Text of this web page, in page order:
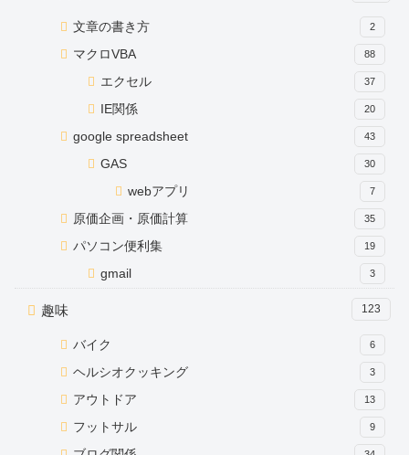
文章の書き方 2
マクロVBA 88
エクセル 37
IE関係 20
google spreadsheet 43
GAS 30
webアプリ 7
原価企画・原価計算 35
パソコン便利集 19
gmail 3
趣味 123
バイク 6
ヘルシオクッキング 3
アウトドア 13
フットサル 9